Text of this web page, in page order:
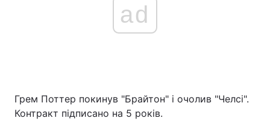
ad
Грем Поттер покинув "Брайтон" і очолив "Челсі".
Контракт підписано на 5 років.